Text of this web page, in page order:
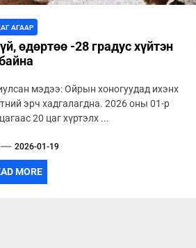
АГААР
өдөртөө -28 градус хүйтэн
мэдээ: Ойрын хоногуудад ихэнх
эрч хадгалагдна. 2026 оны 01-р
20 цаг хүртэлх ...
2026-01-19
MORE